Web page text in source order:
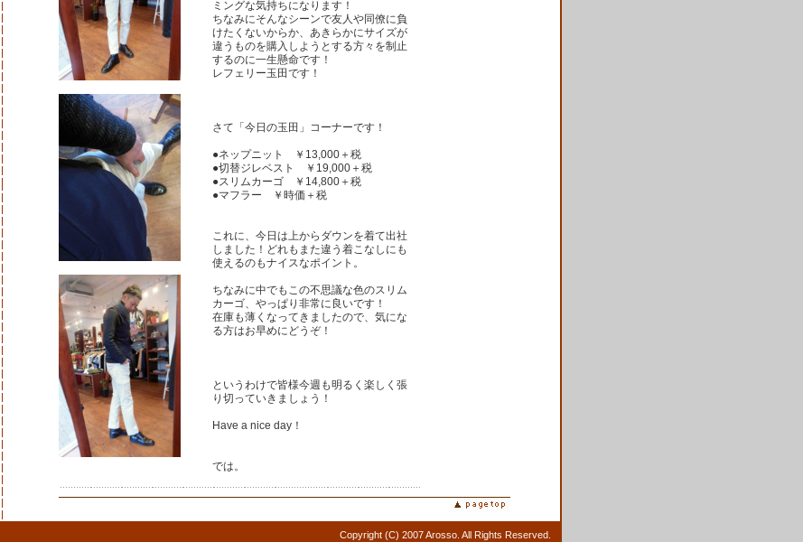
ミングな気持ちになります！
ちなみにそんなシーンで友人や同僚に負
けたくないからか、あきらかにサイズが
違うものを購入しようとする方々を制止
するのに一生懸命です！
レフェリー玉田です！
さて「今日の玉田」コーナーです！
●ネップニット ￥13,000＋税
●切替ジレベスト ￥19,000＋税
●スリムカーゴ ￥14,800＋税
●マフラー ￥時価＋税
これに、今日は上からダウンを着て出社
しました！どれもまた違う着こなしにも
使えるのもナイスなポイント。
ちなみに中でもこの不思議な色のスリム
カーゴ、やっぱり非常に良いです！
在庫も薄くなってきましたので、気にな
る方はお早めにどうぞ！
というわけで皆様今週も明るく楽しく張
り切っていきましょう！
Have a nice day！
では。
Copyright (C) 2007 Arosso. All Rights Reserved.